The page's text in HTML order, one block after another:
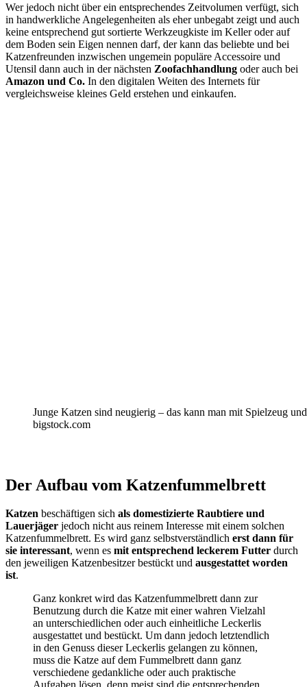
Wer jedoch nicht über ein entsprechendes Zeitvolumen verfügt, sich
in handwerkliche Angelegenheiten als eher unbegabt zeigt und auch
keine entsprechend gut sortierte Werkzeugkiste im Keller oder auf
dem Boden sein Eigen nennen darf, der kann das beliebte und bei
Katzenfreunden inzwischen ungemein populäre Accessoire und
Utensil dann auch in der nächsten Zoofachhandlung oder auch bei
Amazon und Co. In den digitalen Weiten des Internets für
vergleichsweise kleines Geld erstehen und einkaufen.
Junge Katzen sind neugierig – das kann man mit Spielzeug
bigstock.com
Der Aufbau vom Katzenfummelbrett
Katzen beschäftigen sich als domestizierte Raubtiere und
Lauerjäger jedoch nicht aus reinem Interesse mit einem solchen
Katzenfummelbrett. Es wird ganz selbstverständlich erst dann für
sie interessant, wenn es mit entsprechend leckerem Futter durch
den jeweiligen Katzenbesitzer bestückt und ausgestattet worden
ist.
Ganz konkret wird das Katzenfummelbrett dann zur
Benutzung durch die Katze mit einer wahren Vielzahl
an unterschiedlichen oder auch einheitliche Leckerlis
ausgestattet und bestückt. Um dann jedoch letztendlich
in den Genuss dieser Leckerlis gelangen zu können,
muss die Katze auf dem Fummelbrett dann ganz
verschiedene gedankliche oder auch praktische